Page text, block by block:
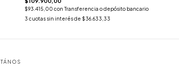
$93.415,00con Transferencia o depósito bancario
3 cuotas sin interés de $36.633,33